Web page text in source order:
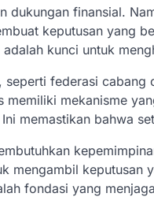
dukungan finansial.
keputusan yang
kunci untuk
federasi cabang
memiliki mekanisme
memastikan bahwa
mengambil
fondasi yang